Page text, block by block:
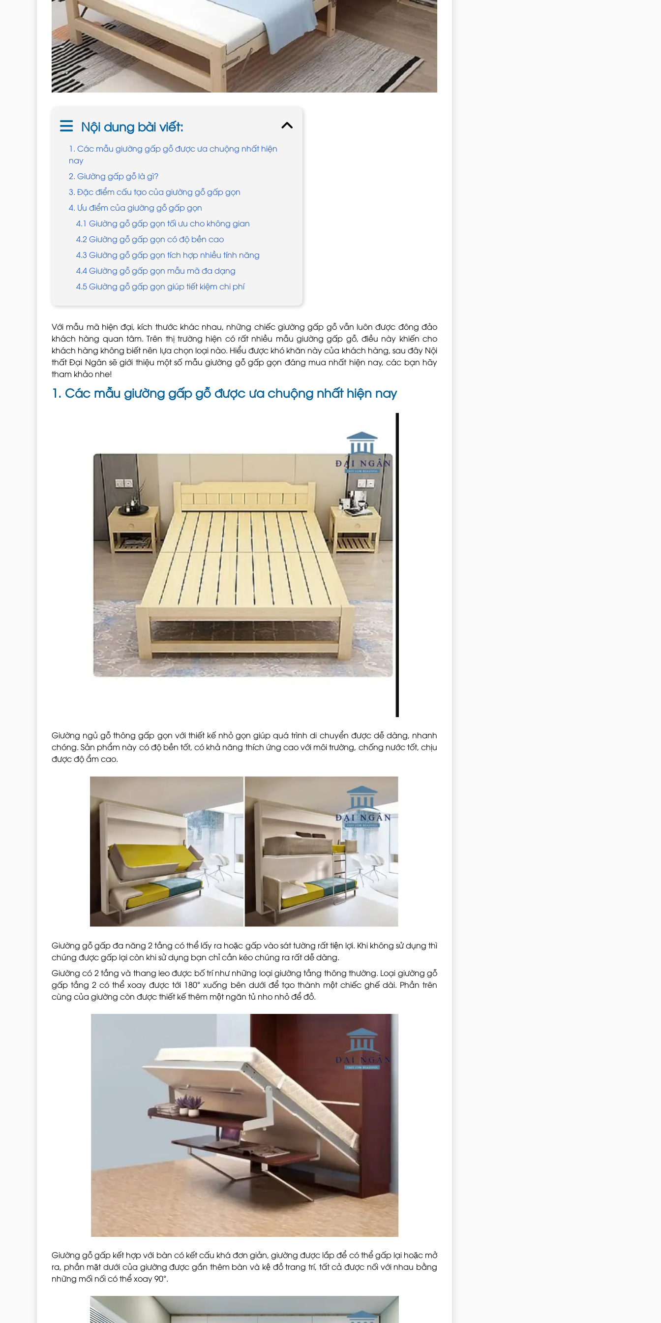
Nội dung bài viết:
1. Các mẫu giường gấp gỗ được ưa chuộng nhất hiện
nay
2. Giường gấp gỗ là gì?
3. Đặc điểm cấu tạo của giường gỗ gấp gọn
4. Ưu điểm của giường gỗ gấp gọn
4.1 Giường gỗ gấp gọn tối ưu cho không gian
4.2 Giường gỗ gấp gọn có độ bền cao
4.3 Giường gỗ gấp gọn tích hợp nhiều tính năng
4.4 Giường gỗ gấp gọn mẫu mã đa dạng
4.5 Giường gỗ gấp gọn giúp tiết kiệm chi phí
Với mẫu mã hiện đại, kích thước khác nhau, những chiếc giường gấp gỗ vẫn luôn được đông đảo
khách hàng quan tâm. Trên thị trường hiện có rất nhiều mẫu giường gấp gỗ, điều này khiến cho
khách hàng không biết nên lựa chọn loại nào. Hiểu được khó khăn này của khách hàng, sau đây Nội
thất Đại Ngân sẽ giới thiệu một số mẫu giường gỗ gấp gọn đáng mua nhất hiện nay, các bạn hãy
tham khảo nhe!
1. Các mẫu giường gấp gỗ được ưa chuộng nhất hiện nay
Giường ngủ gỗ thông gấp gọn với thiết kế nhỏ gọn giúp quá trình di chuyển được dễ dàng, nhanh
chóng. Sản phẩm này có độ bền tốt, có khả năng thích ứng cao với môi trường, chống nước tốt, chịu
được độ ẩm cao.
Giường gỗ gấp đa năng 2 tầng có thể lấy ra hoặc gấp vào sát tường rất tiện lợi. Khi không sử dụng thì
chúng được gấp lại còn khi sử dụng bạn chỉ cần kéo chúng ra rất dễ dàng.
Giường có 2 tầng và thang leo được bố trí như những loại giường tầng thông thường. Loại giường gỗ
gấp tầng 2 có thể xoay được tới 180° xuống bên dưới để tạo thành một chiếc ghế dài. Phần trên
cùng của giường còn được thiết kế thêm một ngăn tủ nho nhỏ để đồ.
Giường gỗ gấp kết hợp với bàn có kết cấu khá đơn giản, giường được lắp để có thể gấp lại hoặc mở
ra, phần mặt dưới của giường được gắn thêm bàn và kệ đồ trang trí, tất cả được nối với nhau bằng
những mối nối có thể xoay 90°.